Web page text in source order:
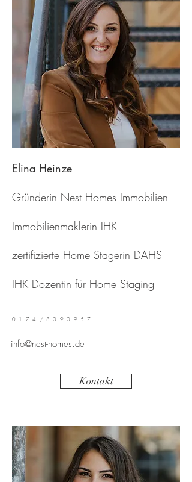
Elina Heinze
Gründerin Nest Homes Immobilien
Immobilienmaklerin IHK
zertifizierte Home Stagerin DAHS
IHK Dozentin für Home Staging
0174/8090957
info@nest-homes.de
Kontakt